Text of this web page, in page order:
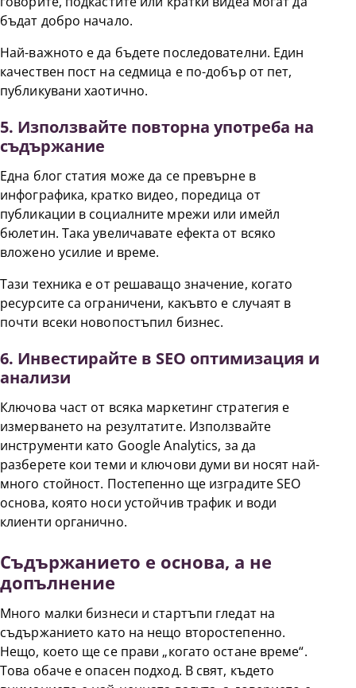
бъдат добро начало.
Най-важното е да бъдете последователни. Един
качествен пост на седмица е по-добър от пет,
публикувани хаотично.
5. Използвайте повторна употреба на
съдържание
Една блог статия може да се превърне в
инфографика, кратко видео, поредица от
публикации в социалните мрежи или имейл
бюлетин. Така увеличавате ефекта от всяко
вложено усилие и време.
Тази техника е от решаващо значение, когато
ресурсите са ограничени, какъвто е случаят в
почти всеки новопостъпил бизнес.
6. Инвестирайте в SEO оптимизация и
анализи
Ключова част от всяка маркетинг стратегия е
измерването на резултатите. Използвайте
инструменти като Google Analytics, за да
разберете кои теми и ключови думи ви носят най-
много стойност. Постепенно ще изградите SEO
основа, която носи устойчив трафик и води
клиенти органично.
Съдържанието е основа, а не
допълнение
Много малки бизнеси и стартъпи гледат на
съдържанието като на нещо второстепенно.
Нещо, което ще се прави „когато остане време“.
Това обаче е опасен подход. В свят, където